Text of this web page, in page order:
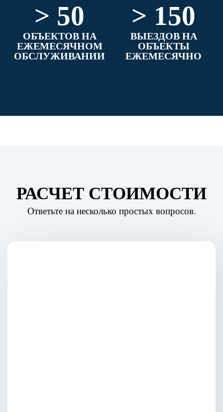
> 50
ОБЪЕКТОВ НА
ЕЖЕМЕСЯЧНОМ
ОБСЛУЖИВАНИИ
> 150
ВЫЕЗДОВ НА
ОБЪЕКТЫ
ЕЖЕМЕСЯЧНО
РАСЧЕТ СТОИМОСТИ
Ответьте на несколько простых вопросов.